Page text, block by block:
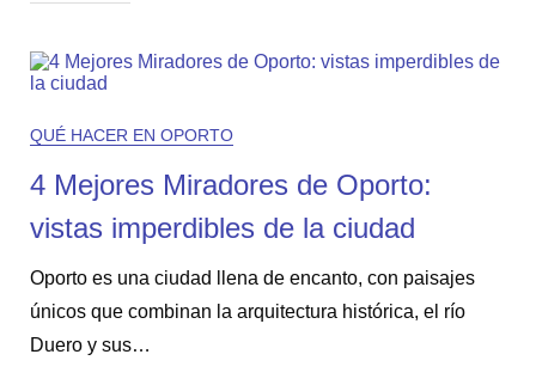
QUÉ HACER EN OPORTO
4 Mejores Miradores de Oporto:
vistas imperdibles de la ciudad
Oporto es una ciudad llena de encanto, con paisajes
únicos que combinan la arquitectura histórica, el río
Duero y sus…